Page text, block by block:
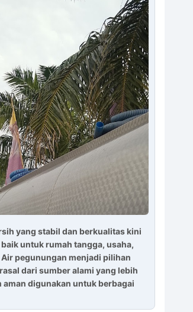
yang stabil dan berkualitas kini
untuk rumah tangga, usaha,
pegunungan menjadi pilihan
dari sumber alami yang lebih
aman digunakan untuk berbagai